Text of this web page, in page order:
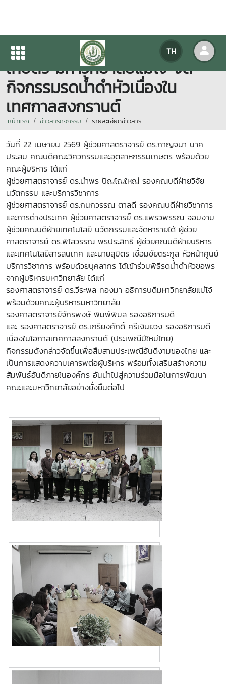
TH
คณะวิศวกรรมและอุตสาหกรรม
เกษตร มหาวิทยาลัยแม่โจ้ จัด
กิจกรรมรดน้ำดำหัวเนื่องใน
เทศกาลสงกรานต์
หน้าแรก ข่าวสารกิจกรรม รายละเอียดข่าวสาร
วันที่ 22 เมษายน 2569 ผู้ช่วยศาสตราจารย์ ดร.กาญจนา นาค
ประสม คณบดีคณะวิศวกรรมและอุตสาหกรรมเกษตร พร้อมด้วย
คณะผู้บริหาร ได้แก่
ผู้ช่วยศาสตราจารย์ ดร.นำพร ปัญโญใหญ่ รองคณบดีฝ่ายวิจัย
นวัตกรรม และบริการวิชาการ
ผู้ช่วยศาสตราจารย์ ดร.กนกวรรณ ตาลดี รองคณบดีฝ่ายวิชาการ
และการต่างประเทศ ผู้ช่วยศาสตราจารย์ ดร.แพรวพรรณ จอมงาม
ผู้ช่วยคณบดีฝ่ายเทคโนโลยี นวัตกรรมและจัดหารายได้ ผู้ช่วย
ศาสตราจารย์ ดร.พิไลวรรณ พรประสิทธิ์ ผู้ช่วยคณบดีฝ่ายบริหาร
และเทคโนโลยีสารสนเทศ และนายสุมิตร เชื่อมชัยตระกูล หัวหน้าศูนย์
บริการวิชาการ พร้อมด้วยบุคลากร ได้เข้าร่วมพิธีรดน้ำดำหัวขอพร
จากผู้บริหารมหาวิทยาลัย ได้แก่
รองศาสตราจารย์ ดร.วีระพล ทองมา อธิการบดีมหาวิทยาลัยแม่โจ้
พร้อมด้วยคณะผู้บริหารมหาวิทยาลัย
รองศาสตราจารย์จักรพงษ์ พิมพ์พิมล รองอธิการบดี
และ รองศาสตราจารย์ ดร.เกรียงศักดิ์ ศรีเงินยวง รองอธิการบดี
เนื่องในโอกาสเทศกาลสงกรานต์ (ประเพณีปีใหม่ไทย)
กิจกรรมดังกล่าวจัดขึ้นเพื่อสืบสานประเพณีอันดีงามของไทย และ
เป็นการแสดงความเคารพต่อผู้บริหาร พร้อมทั้งเสริมสร้างความ
สัมพันธ์อันดีภายในองค์กร อันนำไปสู่ความร่วมมือในการพัฒนา
คณะและมหาวิทยาลัยอย่างยั่งยืนต่อไป